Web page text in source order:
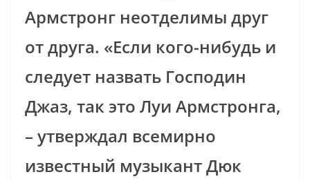
Армстронг неотделимы друг
от друга. «Если кого-нибудь и
следует назвать Господин
Джаз, так это Луи Армстронга,
– утверждал всемирно
известный музыкант Дюк